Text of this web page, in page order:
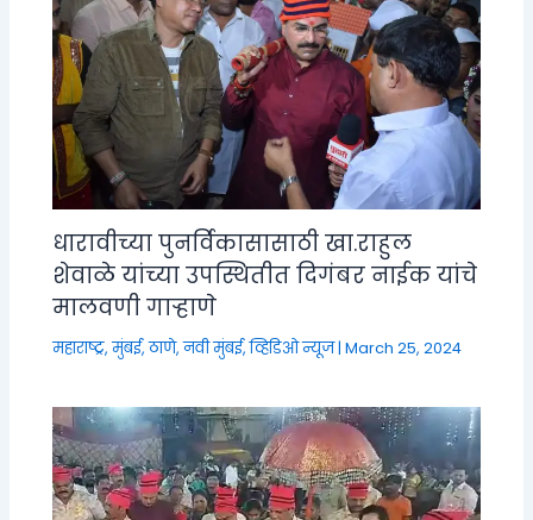
धारावीच्या पुनर्विकासासाठी खा.राहुल
शेवाळे यांच्या उपस्थितीत दिगंबर नाईक यांचे
मालवणी गाऱ्हाणे
महाराष्ट्र,मुंबई, ठाणे, नवी मुंबई,व्हिडिओ न्यूज|March 25, 2024